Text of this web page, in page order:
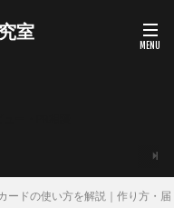
室
ードの使い方を解説｜作り方・